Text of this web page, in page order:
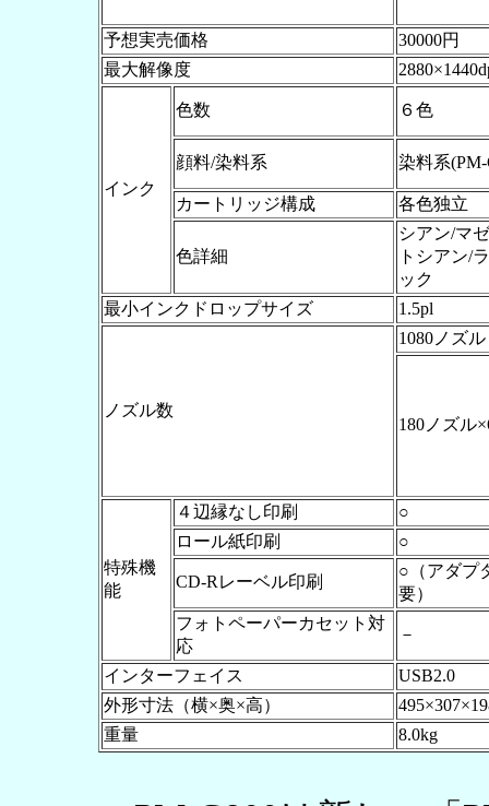
予想実売価格
30000円
最大解像度
インク
色数 ６色
顔料/染料系 染料系
カートリッジ構成 各色独立
色詳細
シアン/マ
トシアン/
ック
最小インクドロップサイズ
1.5pl
ノズル数
1080ノズル
180ノズル
特殊機
能
４辺縁なし印刷
○
ロール紙印刷
○
CD-Rレーベル印刷
○（アダプ
要）
フォトペーパーカセット対
応
－
インターフェイス
USB2.0
外形寸法（横×奥×高）
重量
8.0kg